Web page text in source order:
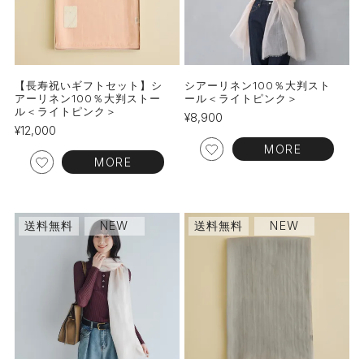
【長寿祝いギフトセット】シ
アーリネン100％大判ストー
ル＜ライトピンク＞
¥12,000
MORE
シアーリネン100％大判スト
ール＜ライトピンク＞
¥8,900
MORE
送料無料 NEW 送料無料 NEW